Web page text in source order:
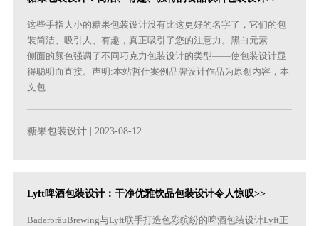
这些手指大小的糖果包装设计没有比这更好的名字了，它们的包
装简洁、吸引人、有趣，真正吸引了您的注意力。黑白元素——
侧面的颜色强调了不同巧克力包装设计的类型——使包装设计显
得聪明而直接。声明:本站哲仕案例品牌设计作品为原创内容，本
文包......
糖果包装设计 | 2023-08-12
Lyft啤酒包装设计：干净优雅饮品包装设计令人惊叹>>
BaderbräuBrewing与Lyft联手打造色彩缤纷的啤酒包装设计Lyft正